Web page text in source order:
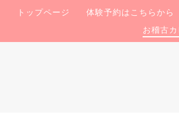
トップページ 体験予約はこちらから
お稽古